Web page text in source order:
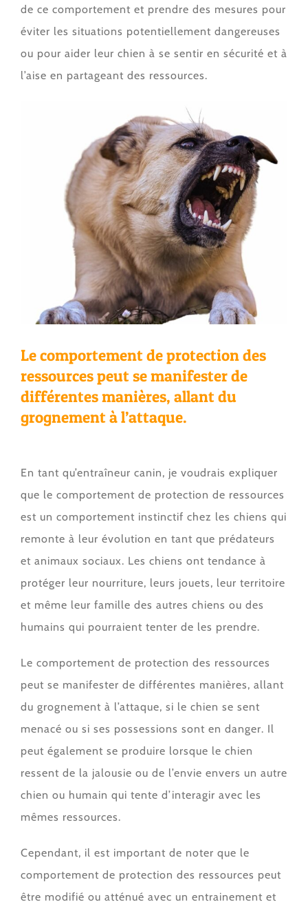
de ce comportement et prendre des mesures pour
éviter les situations potentiellement dangereuses
ou pour aider leur chien à se sentir en sécurité et à
l’aise en partageant des ressources.
Le comportement de protection des
ressources peut se manifester de
différentes manières, allant du
grognement à l’attaque.
En tant qu’entraîneur canin, je voudrais expliquer
que le comportement de protection de ressources
est un comportement instinctif chez les chiens qui
remonte à leur évolution en tant que prédateurs
et animaux sociaux. Les chiens ont tendance à
protéger leur nourriture, leurs jouets, leur territoire
et même leur famille des autres chiens ou des
humains qui pourraient tenter de les prendre.
Le comportement de protection des ressources
peut se manifester de différentes manières, allant
du grognement à l’attaque, si le chien se sent
menacé ou si ses possessions sont en danger. Il
peut également se produire lorsque le chien
ressent de la jalousie ou de l’envie envers un autre
chien ou humain qui tente d’interagir avec les
mêmes ressources.
Cependant, il est important de noter que le
comportement de protection des ressources peut
être modifié ou atténué avec un entrainement et